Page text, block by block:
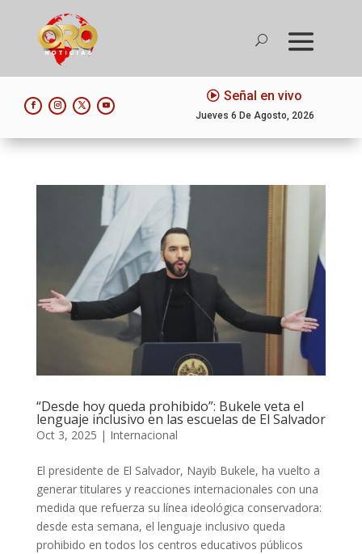
Señal en vivo
Jueves 6 De Agosto, 2026
“Desde hoy queda prohibido”: Bukele veta el
lenguaje inclusivo en las escuelas de El Salvador
Oct 3, 2025 | Internacional
El presidente de El Salvador, Nayib Bukele, ha vuelto a
generar titulares y reacciones internacionales con una
medida que refuerza su línea ideológica conservadora:
desde esta semana, el lenguaje inclusivo queda
prohibido en todos los centros educativos públicos